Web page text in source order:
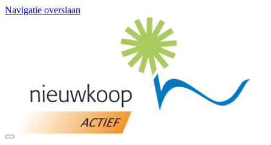
Navigatie overslaan